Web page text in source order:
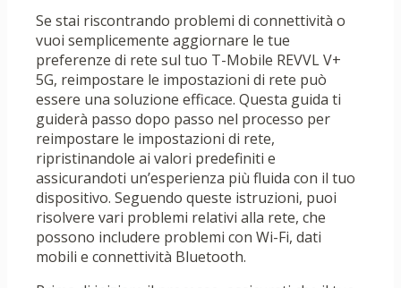
Se stai riscontrando problemi di connettività o
vuoi semplicemente aggiornare le tue
preferenze di rete sul tuo T-Mobile REVVL V+
5G, reimpostare le impostazioni di rete può
essere una soluzione efficace. Questa guida ti
guiderà passo dopo passo nel processo per
reimpostare le impostazioni di rete,
ripristinandole ai valori predefiniti e
assicurandoti un’esperienza più fluida con il tuo
dispositivo. Seguendo queste istruzioni, puoi
risolvere vari problemi relativi alla rete, che
possono includere problemi con Wi-Fi, dati
mobili e connettività Bluetooth.